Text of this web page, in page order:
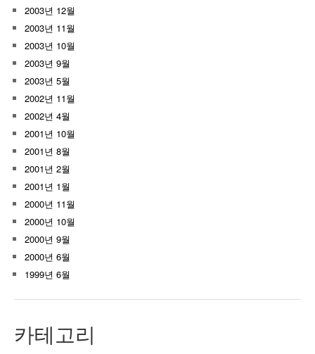
2003년 12월
2003년 11월
2003년 10월
2003년 9월
2003년 5월
2002년 11월
2002년 4월
2001년 10월
2001년 8월
2001년 2월
2001년 1월
2000년 11월
2000년 10월
2000년 9월
2000년 6월
1999년 6월
카테고리